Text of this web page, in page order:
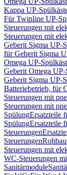
Kappa UP-
Für Twinline UP-
Steuerungen mit
Steuerungen mit
Geberit Sigma UP-
für Geberit Sigma
Omega UP-
Geberit Omega
Geberit Sigma UP-
Batteriebetrieb, für
Steuerungen mit
Steuerungen mit
SpülungErsatzteile
SpülungErsatzteile
Steuerungen
Steuerungen
Steuerungen mit
WC-Steuerungen
Sanitärmodule